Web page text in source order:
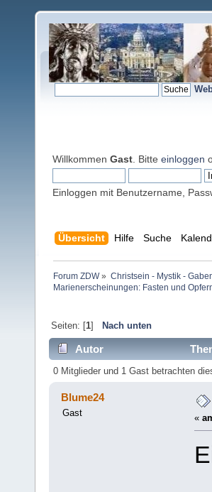
Willkommen Gast . Bitte einloggen
Einloggen mit Benutzername,
Übersicht Hilfe Suche
Forum ZDW» Christsein - Mystik -
Marienerscheinungen: Fasten und
Seiten: [1] Nach unten
Autor
13586 mal)
0 Mitglieder und 1 Gast betrachten
Blume24
Gast
«